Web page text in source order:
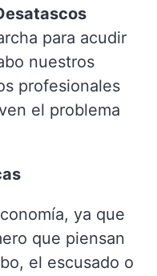
para acudir
nuestros
profesionales
el problema
ya que
que piensan
el escusado o